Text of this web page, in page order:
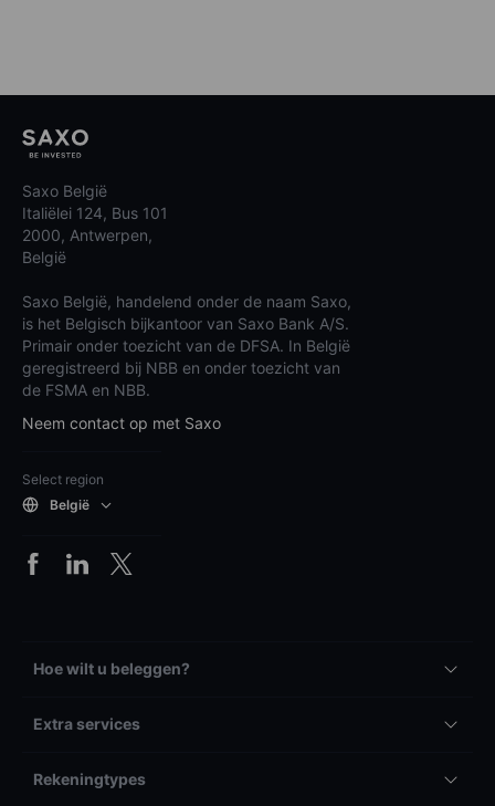
Saxo België
Italiëlei 124, Bus 101
2000, Antwerpen,
België
Saxo België, handelend onder de naam Saxo,
is het Belgisch bijkantoor van Saxo Bank A/S.
Primair onder toezicht van de DFSA. In België
geregistreerd bij NBB en onder toezicht van
de FSMA en NBB.
Neem contact op met Saxo
Select region
België
Hoe wilt u beleggen?
Extra services
Rekeningtypes